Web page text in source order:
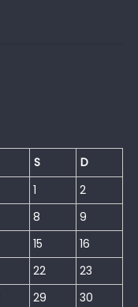
S
D
1
2
8
9
15
16
22
23
29
30